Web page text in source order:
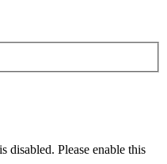
disabled. Please enable this